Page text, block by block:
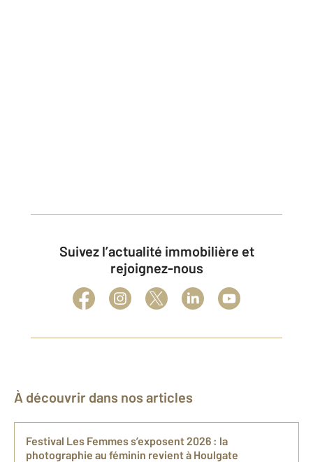
Suivez l’actualité immobilière et
rejoignez-nous
À découvrir dans nos articles
Festival Les Femmes s’exposent 2026 : la
photographie au féminin revient à Houlgate